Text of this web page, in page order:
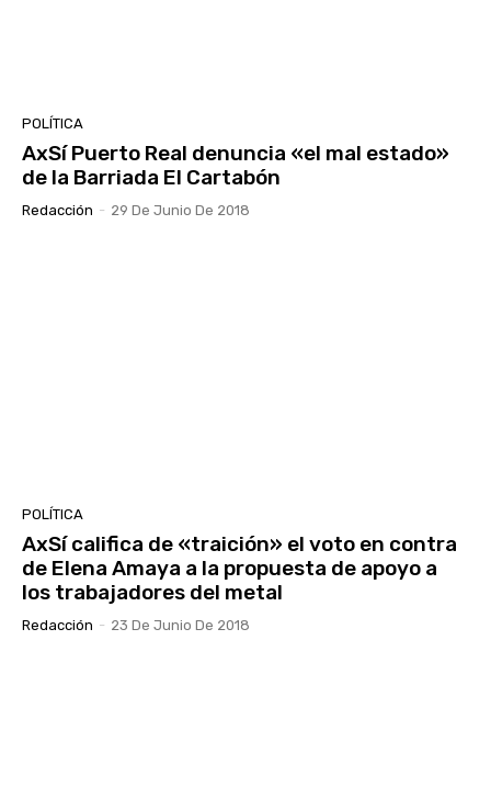
POLÍTICA
AxSí Puerto Real denuncia «el mal estado»
de la Barriada El Cartabón
Redacción - 29 De Junio De 2018
POLÍTICA
AxSí califica de «traición» el voto en contra
de Elena Amaya a la propuesta de apoyo a
los trabajadores del metal
Redacción - 23 De Junio De 2018